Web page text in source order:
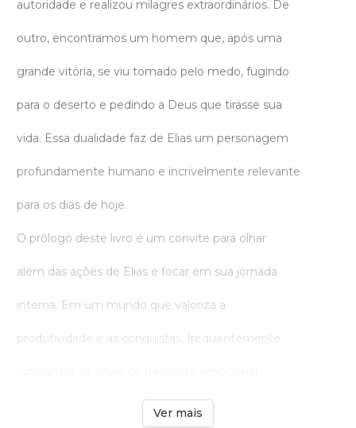
autoridade e realizou milagres extraordinários. De
outro, encontramos um homem que, após uma
grande vitória, se viu tomado pelo medo, fugindo
para o deserto e pedindo a Deus que tirasse sua
vida. Essa dualidade faz de Elias um personagem
profundamente humano e incrivelmente relevante
para os dias de hoje.
O prólogo deste livro é um convite para olhar
além das ações de Elias e focar em sua jornada
interna. Em um mundo que valoriza a
produtividade e as conquistas, frequentemente
Ver mais